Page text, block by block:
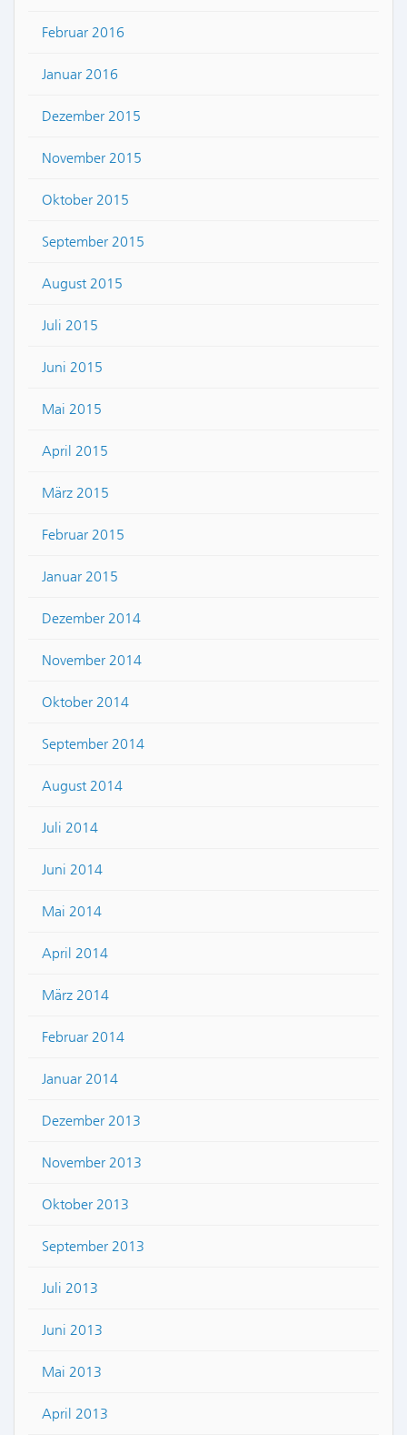
Februar 2016
Januar 2016
Dezember 2015
November 2015
Oktober 2015
September 2015
August 2015
Juli 2015
Juni 2015
Mai 2015
April 2015
März 2015
Februar 2015
Januar 2015
Dezember 2014
November 2014
Oktober 2014
September 2014
August 2014
Juli 2014
Juni 2014
Mai 2014
April 2014
März 2014
Februar 2014
Januar 2014
Dezember 2013
November 2013
Oktober 2013
September 2013
Juli 2013
Juni 2013
Mai 2013
April 2013